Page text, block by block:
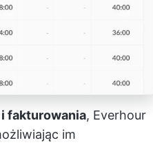
fakturowania, Everhour
im